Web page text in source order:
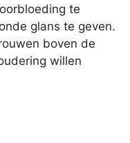
te
glans te geven.
boven de
willen